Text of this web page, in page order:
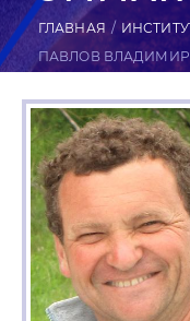
ГЛАВНАЯ
ПАВЛОВ